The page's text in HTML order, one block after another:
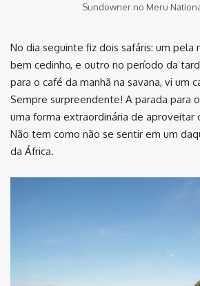
Sundowner no Meru
No dia seguinte fiz dois safáris: um pela
bem cedinho, e outro no período da
para o café da manhã na savana, vi um
Sempre surpreendente! A parada para
uma forma extraordinária de aproveitar
Não tem como não se sentir em um
da África.